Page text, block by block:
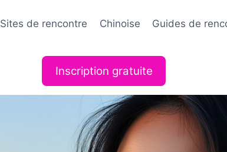
Sites de rencontre Chinoise Guides de
Inscription gratuite